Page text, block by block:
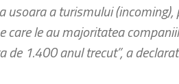
a turismului
le au majoritatea
1.400 anul trecut”, a